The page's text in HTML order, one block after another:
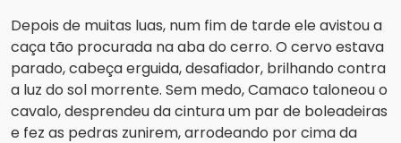
Depois de muitas luas, num fim de tarde ele avistou a
caça tão procurada na aba do cerro. O cervo estava
parado, cabeça erguida, desafiador, brilhando contra
a luz do sol morrente. Sem medo, Camaco taloneou o
cavalo, desprendeu da cintura um par de boleadeiras
e fez as pedras zunirem, arrodeando por cima da